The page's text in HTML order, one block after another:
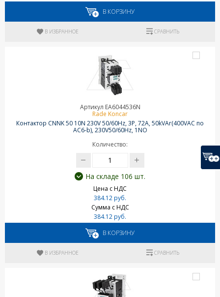
В КОРЗИНУ
В ИЗБРАННОЕ СРАВНИТЬ
Артикул EA6044536N
Rade Koncar
Контактор CNNK 50 10N 230V 50/60Hz, 3P, 72A, 50kVAr(400VAC по
AC6-b), 230V50/60Hz, 1NO
Количество:
На складе 106 шт.
Цена с НДС
384.12 руб.
Сумма с НДС
384.12 руб.
В КОРЗИНУ
В ИЗБРАННОЕ СРАВНИТЬ